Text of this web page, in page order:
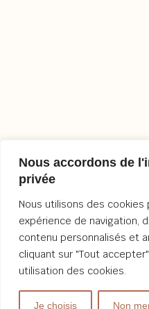
Nous accordons de
privée
Nous utilisons des cookies
expérience de navigation,
contenu personnalisés et
cliquant sur "Tout
utilisation des cookies.
Je choisis Non